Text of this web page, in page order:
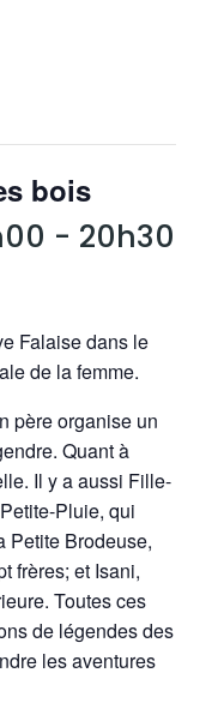
bois
- 20h30
Falaise dans le
de la femme.
père organise un
Quant à
Il y a aussi Fille-
Pluie, qui
Petite Brodeuse,
frères; et Isani,
Toutes ces
de légendes des
les aventures